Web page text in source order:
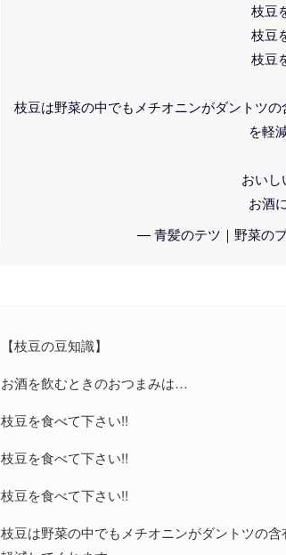
枝豆
枝豆
枝豆
枝豆は野菜の中でもメチオニンがダントツ
を軽
おいし
お酒
— 青髪のテツ｜野菜の
【枝豆の豆知識】
お酒を飲むときのおつまみは…
枝豆を食べて下さい!!
枝豆を食べて下さい!!
枝豆を食べて下さい!!
枝豆は野菜の中でもメチオニンがダントツの